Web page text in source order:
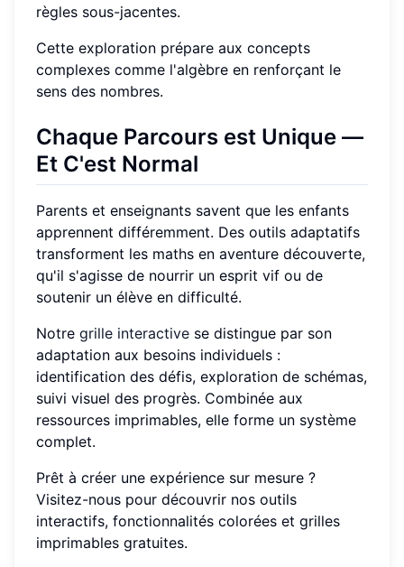
règles sous-jacentes.
Cette exploration prépare aux concepts
complexes comme l'algèbre en renforçant le
sens des nombres.
Chaque Parcours est Unique —
Et C'est Normal
Parents et enseignants savent que les enfants
apprennent différemment. Des outils adaptatifs
transforment les maths en aventure découverte,
qu'il s'agisse de nourrir un esprit vif ou de
soutenir un élève en difficulté.
Notre grille interactive se distingue par son
adaptation aux besoins individuels :
identification des défis, exploration de schémas,
suivi visuel des progrès. Combinée aux
ressources imprimables, elle forme un système
complet.
Prêt à créer une expérience sur mesure ?
Visitez-nous pour découvrir nos outils
interactifs, fonctionnalités colorées et grilles
imprimables gratuites.